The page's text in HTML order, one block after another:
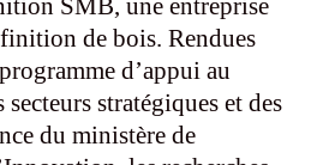
SMB, une entreprise
de bois. Rendues
d’appui au
stratégiques et des
du ministère de